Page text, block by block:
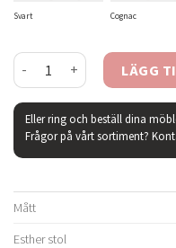
Svart Cognac
Esther stol oljad ek mängd
LÄGG
Eller ring och beställ dina
Frågor på vårt sortiment?
Mått
Esther stol